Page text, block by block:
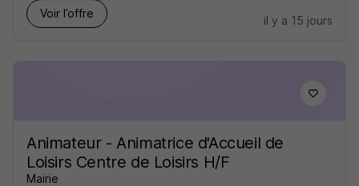
Voir l’offre
il y a 15 jours
Animateur - Animatrice d'Accueil de
Loisirs Centre de Loisirs H/F
Mairie